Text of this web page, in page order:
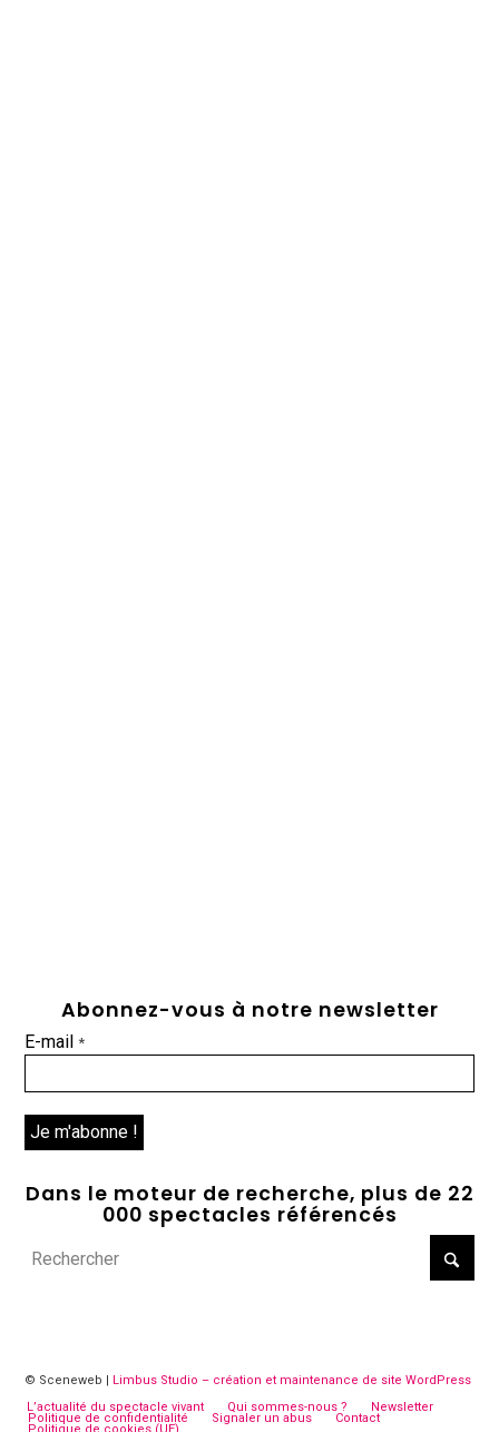
Abonnez-vous à notre newsletter
E-mail*
Dans le moteur de recherche, plus de 22
000 spectacles référencés
© Sceneweb | Limbus Studio – création et maintenance de site WordPress
L’actualité du spectacle vivant
Qui sommes-nous ? Newsletter
Politique de confidentialité Signaler un abus Contact
Politique de cookies (UE)